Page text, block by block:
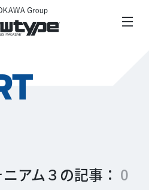
アム３の記事： 0